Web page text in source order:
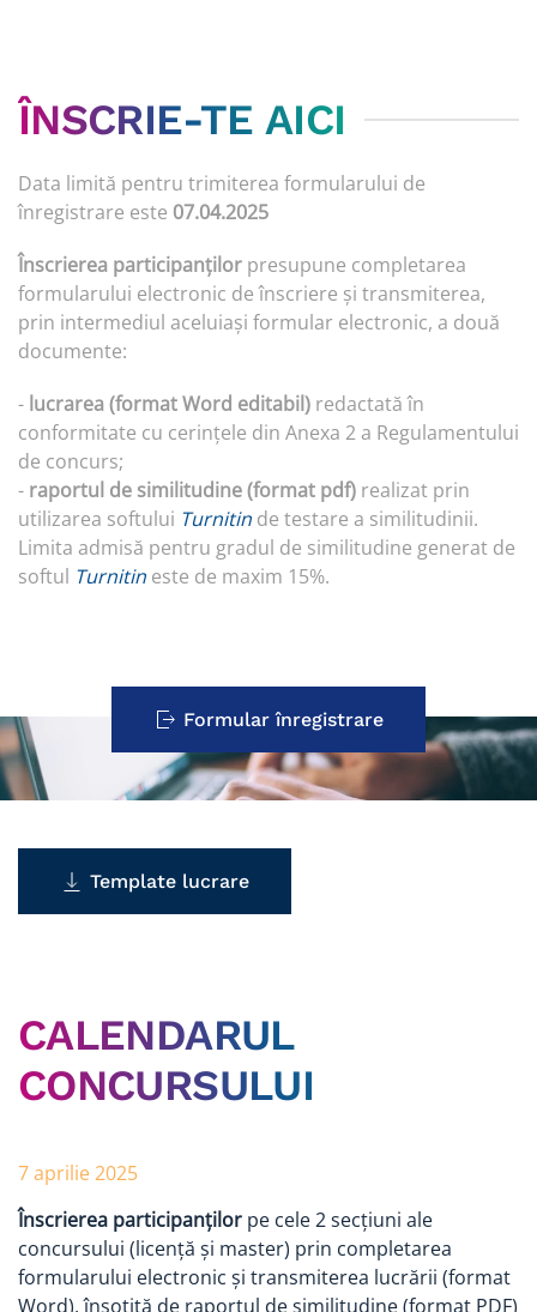
ÎNSCRIE-TE AICI
Data limită pentru trimiterea formularului de
înregistrare este 07.04.2025
Înscrierea participanților presupune completarea
formularului electronic de înscriere și transmiterea,
prin intermediul aceluiași formular electronic, a două
documente:
- lucrarea (format Word editabil) redactată în
conformitate cu cerințele din Anexa 2 a Regulamentului
de concurs;
- raportul de similitudine (format pdf) realizat prin
utilizarea softului Turnitin de testare a similitudinii.
Limita admisă pentru gradul de similitudine generat de
softul Turnitin este de maxim 15%.
Formular înregistrare
Template lucrare
CALENDARUL
CONCURSULUI
7 aprilie 2025
Înscrierea participanților pe cele 2 secțiuni ale
concursului (licență și master) prin completarea
formularului electronic și transmiterea lucrării (format
Word), însoțită de raportul de similitudine (format PDF)